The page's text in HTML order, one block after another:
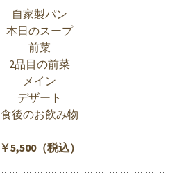
自家製パン
本日のスープ
前菜
2品目の前菜
メイン
デザート
食後のお飲み物
￥5,500（税込）